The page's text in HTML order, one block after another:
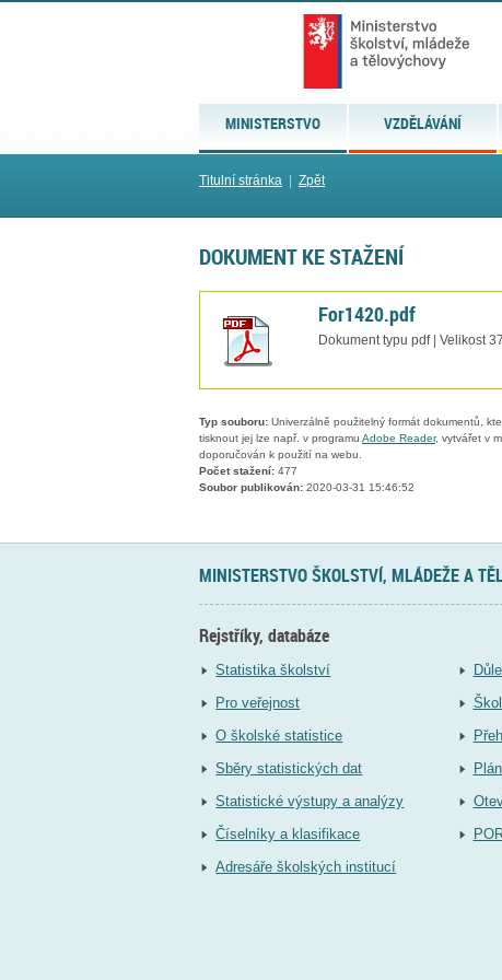
MINISTERSTVO VZDĚLÁVÁNÍ
Titulní stránka Zpět
DOKUMENT KE STAŽENÍ
For1420.pdf
Dokument typu pdf | Velikost
Typ souboru: Univerzálně použitelný formát dokumentů,
tisknout jej lze např. v programu Adobe Reader, vytvářet v
doporučován k použití na webu.
Počet stažení: 477
Soubor publikován: 2020-03-31 15:46:52
MINISTERSTVO ŠKOLSTVÍ, MLÁDEŽE A
Rejstříky, databáze
Statistika školství
Pro veřejnost
O školské statistice
Sběry statistických dat
Statistické výstupy a analýzy
Číselníky a klasifikace
Adresáře školských institucí